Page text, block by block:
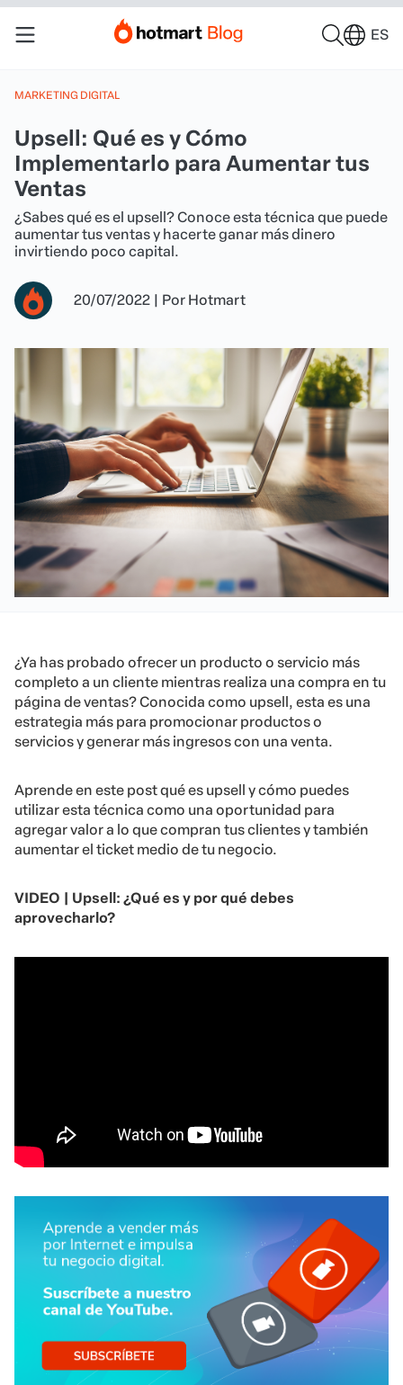
ES
MARKETING DIGITAL
Upsell: Qué es y Cómo
Implementarlo para Aumentar tus
Ventas
¿Sabes qué es el upsell? Conoce esta técnica que puede
aumentar tus ventas y hacerte ganar más dinero
invirtiendo poco capital.
20/07/2022 | Por Hotmart
¿Ya has probado ofrecer un producto o servicio más
completo a un cliente mientras realiza una compra en tu
página de ventas? Conocida como upsell, esta es una
estrategia más para promocionar productos o
servicios y generar más ingresos con una venta.
Aprende en este post qué es upsell y cómo puedes
utilizar esta técnica como una oportunidad para
agregar valor a lo que compran tus clientes y también
aumentar el ticket medio de tu negocio.
VIDEO | Upsell: ¿Qué es y por qué debes
aprovecharlo?